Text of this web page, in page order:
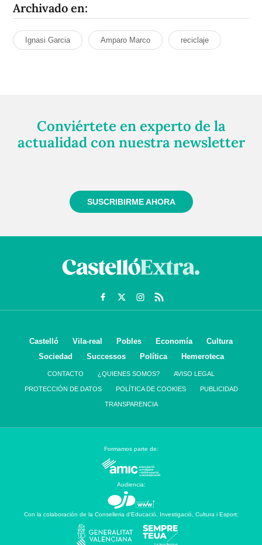
Archivado en:
Ignasi Garcia Amparo Marco reciclaje
Conviértete en experto de la
actualidad con nuestra newsletter
SUSCRIBIRME AHORA
Castelló Vila-real Pobles Economía
Cultura
Sociedad
Successos Política Hemeroteca
CONTACTO ¿QUIENES SOMOS? AVISO LEGAL
PROTECCIÓN DE DATOS POLÍTICA DE COOKIES PUBLICIDAD
TRANSPARENCIA
Formamos parte de:
Audiencia:
Con la colaboración de la Conselleria d’Educació, Investigació, Cultura i Esport: